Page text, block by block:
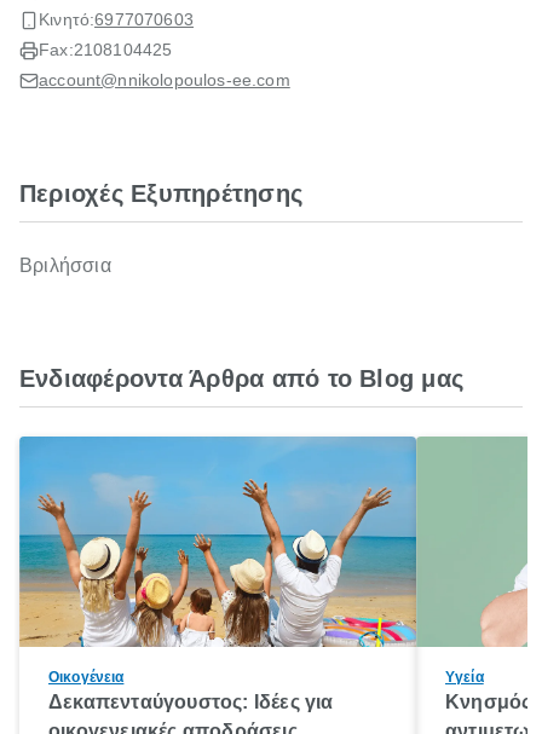
Κινητό:6977070603
Fax:2108104425
account@nnikolopoulos-ee.com
Περιοχές Εξυπηρέτησης
Βριλήσσια
Ενδιαφέροντα Άρθρα από το Blog μας
Οικογένεια
Δεκαπενταύγουστος: Ιδέες για
Υγεία
Κνησμός: